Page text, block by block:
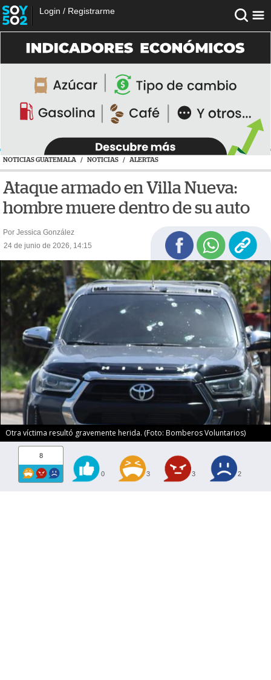
Login / Registrarme
NOTICIAS GUATEMALA / NOTICIAS / ALERTAS
Ataque armado en Villa Nueva:
hombre muere dentro de su auto
Por Jessica González
24 de junio de 2026, 14:15
Otra víctima resultó gravemente herida. (Foto: Bomberos Voluntarios)
8
0 3 3 2